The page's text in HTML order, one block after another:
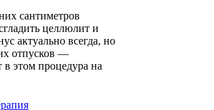
сантиметров
целлюлит и
актуально всегда, но
отпусков —
этом процедура на